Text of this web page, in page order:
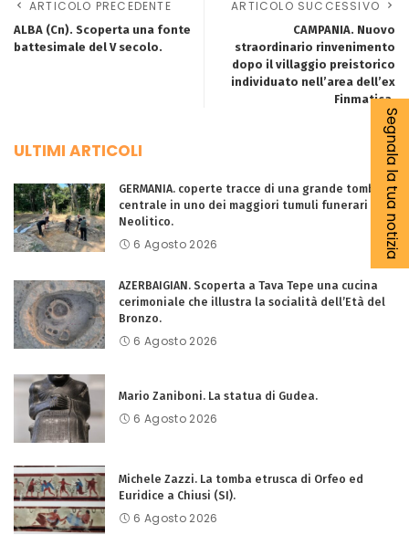
ARTICOLO PRECEDENTE
ALBA (Cn). Scoperta una fonte
battesimale del V secolo.
ARTICOLO SUCCESSIVO
CAMPANIA. Nuovo
straordinario rinvenimento
dopo il villaggio preistorico
individuato nell’area dell’ex
Finmatica.
ULTIMI ARTICOLI
GERMANIA. coperte tracce di una grande tomba
centrale in uno dei maggiori tumuli funerari del
Neolitico.
6 Agosto 2026
AZERBAIGIAN. Scoperta a Tava Tepe una cucina
cerimoniale che illustra la socialità dell’Età del
Bronzo.
6 Agosto 2026
Mario Zaniboni. La statua di Gudea.
6 Agosto 2026
Michele Zazzi. La tomba etrusca di Orfeo ed
Euridice a Chiusi (SI).
6 Agosto 2026
Segnala la tua notizia